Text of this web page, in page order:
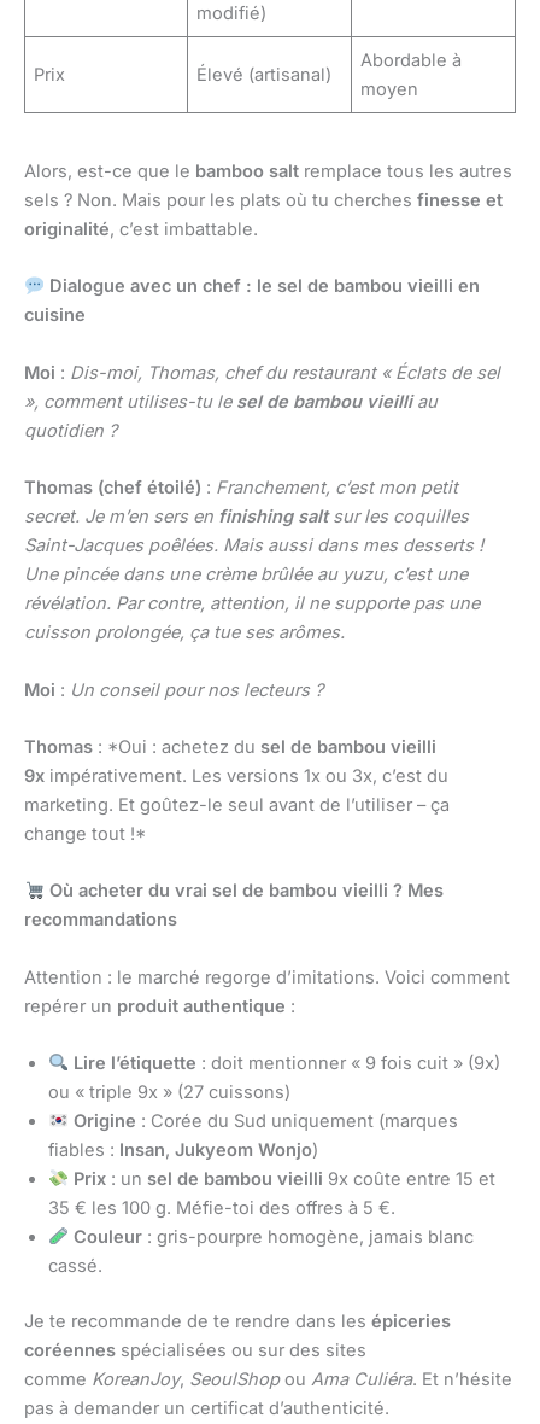
modifié)
Prix Élevé (artisanal)
Abordable à
moyen
Alors, est-ce que le bamboo salt remplace tous les autres
sels ? Non. Mais pour les plats où tu cherches finesse et
originalité, c’est imbattable.
Dialogue avec un chef : le sel de bambou vieilli en
cuisine
Moi : Dis-moi, Thomas, chef du restaurant « Éclats de sel
», comment utilises-tu le sel de bambou vieilliau
quotidien ?
Thomas (chef étoilé) : Franchement, c’est mon petit
secret. Je m’en sers en finishing saltsur les coquilles
Saint-Jacques poêlées. Mais aussi dans mes desserts !
Une pincée dans une crème brûlée au yuzu, c’est une
révélation. Par contre, attention, il ne supporte pas une
cuisson prolongée, ça tue ses arômes.
Moi : Un conseil pour nos lecteurs ?
Thomas : *Oui : achetez du sel de bambou vieilli
9x impérativement. Les versions 1x ou 3x, c’est du
marketing. Et goûtez-le seul avant de l’utiliser – ça
change tout !*
Où acheter du vrai sel de bambou vieilli ? Mes
recommandations
Attention : le marché regorge d’imitations. Voici comment
repérer un produit authentique :
Lire l’étiquette : doit mentionner « 9 fois cuit » (9x)
ou « triple 9x » (27 cuissons)
Origine : Corée du Sud uniquement (marques
fiables : Insan, Jukyeom Wonjo)
Prix: un sel de bambou vieilli 9x coûte entre 15 et
35 € les 100 g. Méfie-toi des offres à 5 €.
Couleur: gris-pourpre homogène, jamais blanc
cassé.
Je te recommande de te rendre dans les épiceries
coréennes spécialisées ou sur des sites
comme KoreanJoy, SeoulShopou Ama Culiéra. Et n’hésite
pas à demander un certificat d’authenticité.